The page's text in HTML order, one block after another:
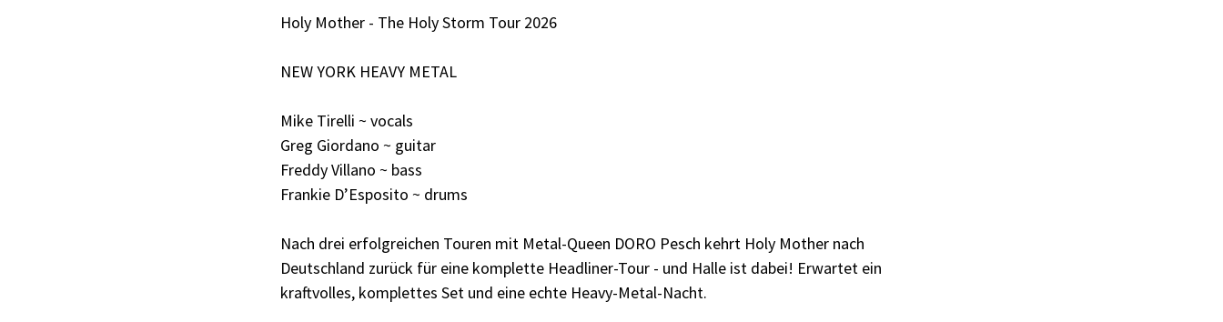
Holy Mother - The Holy Storm Tour 2026
NEW YORK HEAVY METAL
Mike Tirelli ~ vocals
Greg Giordano ~ guitar
Freddy Villano ~ bass
Frankie D’Esposito ~ drums
Nach drei erfolgreichen Touren mit Metal-Queen DORO Pesch kehrt Holy Mother nach
Deutschland zurück für eine komplette Headliner-Tour - und Halle ist dabei! Erwartet ein
kraftvolles, komplettes Set und eine echte Heavy-Metal-Nacht.